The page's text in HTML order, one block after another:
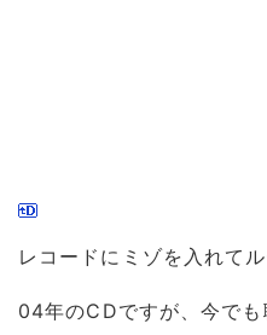
レコードにミゾを入れて
04年のCDですが、今でも